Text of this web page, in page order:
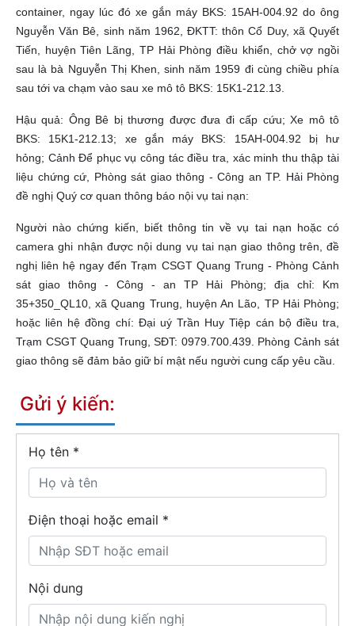
container, ngay lúc đó xe gắn máy BKS: 15AH-004.92 do ông
Nguyễn Văn Bê, sinh năm 1962, ĐKTT: thôn Cổ Duy, xã Quyết
Tiến, huyện Tiên Lãng, TP Hải Phòng điều khiển, chở vợ ngồi
sau là bà Nguyễn Thị Khen, sinh năm 1959 đi cùng chiều phía
sau tới va chạm vào sau xe mô tô BKS: 15K1-212.13.
Hậu quả: Ông Bê bị thương được đưa đi cấp cứu; Xe mô tô
BKS: 15K1-212.13; xe gắn máy BKS: 15AH-004.92 bị hư
hỏng; Cảnh Để phục vụ công tác điều tra, xác minh thu thập tài
liệu chứng cứ, Phòng sát giao thông - Công an TP. Hải Phòng
đề nghị Quý cơ quan thông báo nội vụ tai nạn:
Người nào chứng kiến, biết thông tin về vụ tai nạn hoặc có
camera ghi nhận được nội dung vụ tai nạn giao thông trên, đề
nghị liên hệ ngay đến Trạm CSGT Quang Trung - Phòng Cảnh
sát giao thông - Công - an TP Hải Phòng; địa chỉ: Km
35+350_QL10, xã Quang Trung, huyện An Lão, TP Hải Phòng;
hoặc liên hệ đồng chí: Đại uý Trần Huy Tiệp cán bộ điều tra,
Trạm CSGT Quang Trung, SĐT: 0979.700.439. Phòng Cảnh sát
giao thông sẽ đảm bảo giữ bí mật nếu người cung cấp yêu cầu.
Gửi ý kiến:
Họ tên *
Điện thoại hoặc email *
Nội dung